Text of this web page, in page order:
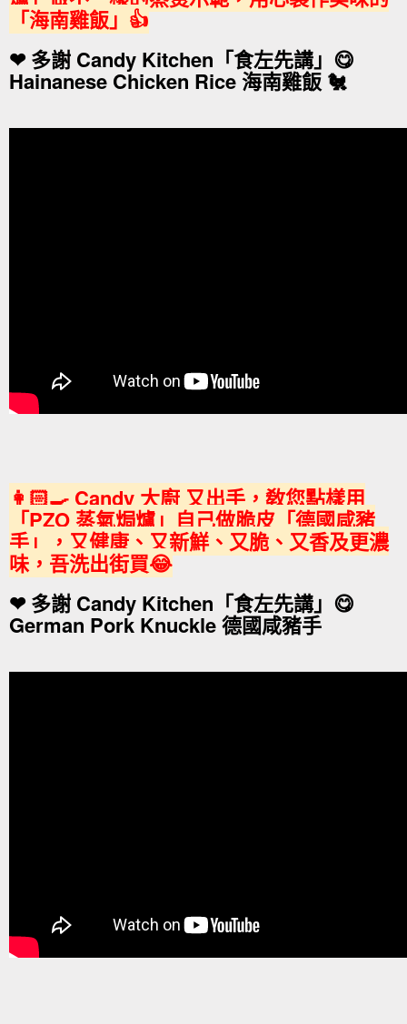
「海南雞飯」👍
❤ 多謝 Candy Kitchen「食左先講」😋
Hainanese Chicken Rice 海南雞飯 🐔
👩🏻‍🍳 Candy 大廚 又出手，敎您點樣用
「PZO 蒸氣焗爐」自己做脆皮「德國咸豬
手」，又健康、又新鮮、又脆、又香及更濃
味，吾洗出街買😂
❤ 多謝 Candy Kitchen「食左先講」😋
German Pork Knuckle 德國咸豬手